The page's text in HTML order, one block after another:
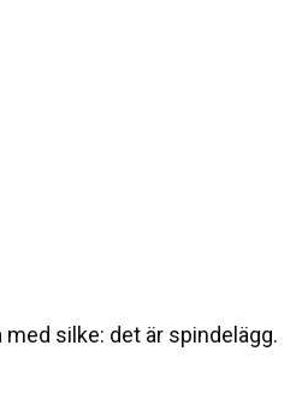
silke: det är spindelägg.